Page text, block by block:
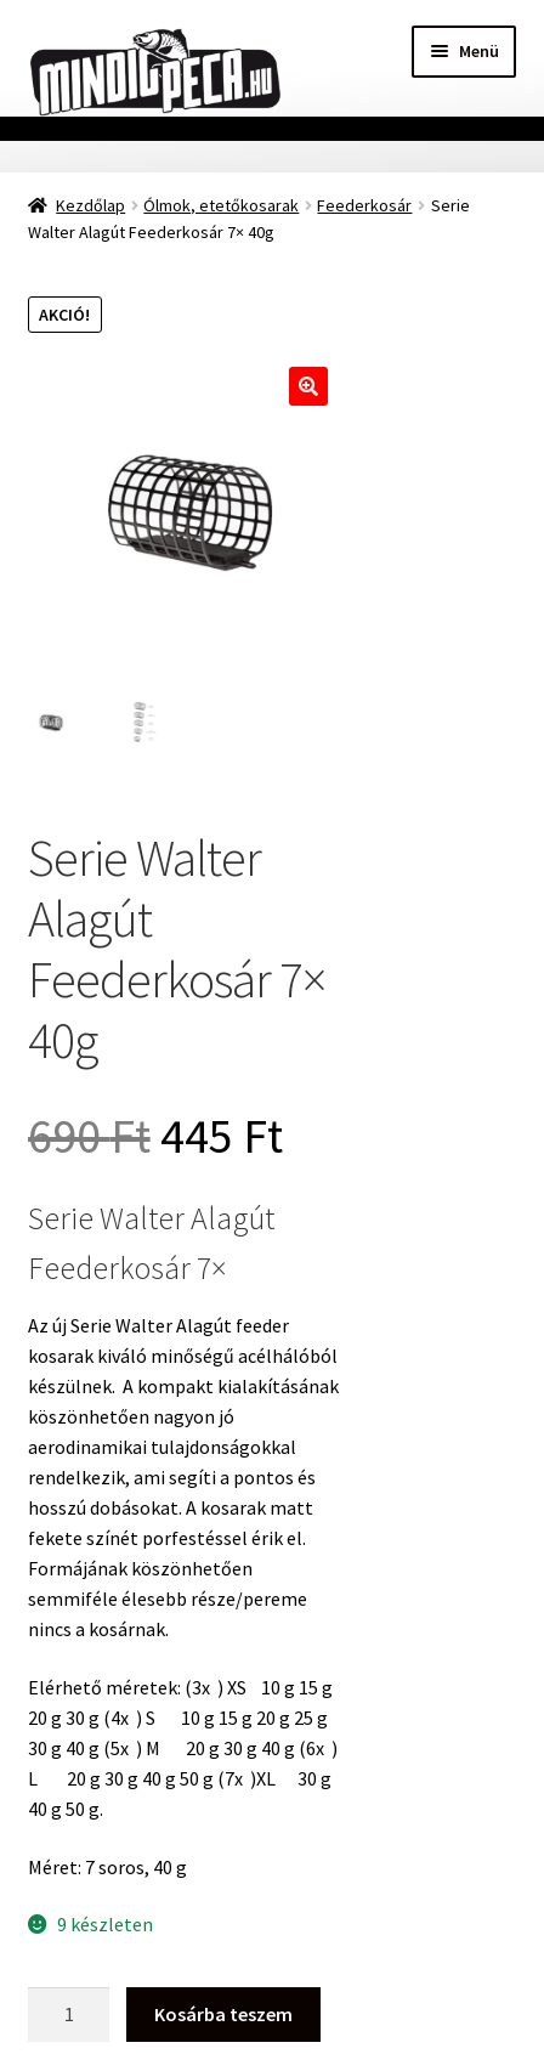
a
navigációhoz
a
tartalomba
Menü
Főoldal
Adatvédelmi nyilatkozat
Szállítási Információ
Mohosz Versenynaptár 2025
Kezdőlap Ólmok, etetőkosarak Feederkosár
Serie
Walter Alagút Feederkosár 7× 40g
AKCIÓ!
Serie Walter
Alagút
Feederkosár 7×
40g
690FtOriginal
price
was:
690 Ft.
445 FtCurrent
445 Ft.
Serie Walter Alagút
Feederkosár 7×
Az új Serie Walter Alagút feeder
kosarak kiváló minőségű acélhálóból
készülnek. A kompakt kialakításának
köszönhetően nagyon jó
aerodinamikai tulajdonságokkal
rendelkezik, ami segíti a pontos és
hosszú dobásokat. A kosarak matt
fekete színét porfestéssel érik el.
Formájának köszönhetően
semmiféle élesebb része/pereme
nincs a kosárnak.
Elérhető méretek: (3x ) XS 10 g 15 g
20 g 30 g (4x ) S 10 g 15 g 20 g 25 g
30 g 40 g (5x ) M 20 g 30 g 40 g (6x )
L 20 g 30 g 40 g 50 g (7x )XL 30 g
40 g 50 g.
Méret: 7 soros, 40 g
9 készleten
Kosárba teszem